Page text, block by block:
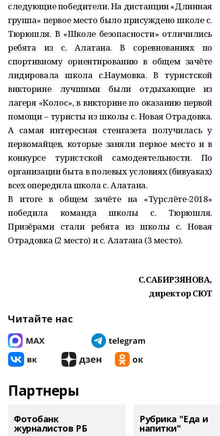
следующие победители. На дистанции «Длинная
группа» первое место было присуждено школе с.
Тюрюшля. В «Школе безопасности» отличились
ребята из с. Алатана. В соревнованиях по
спортивному ориентированию в общем зачёте
лидировала школа с.Наумовка. В туристской
викторине лучшими были отдыхающие из
лагеря «Колос», в викторине по оказанию первой
помощи – туристы из школы с. Новая Отрадовка.
А самая интересная стенгазета получилась у
первомайцев, которые заняли первое место и в
конкурсе туристской самодеятельности. По
организации быта в полевых условиях (бивуаках)
всех опередила школа с. Алатана.
В итоге в общем зачёте на «Турслёте-2018»
победила команда школы с. Тюрюшля.
Призёрами стали ребята из школы с. Новая
Отрадовка (2 место) и с. Алатана (3 место).
С.САБИРЗЯНОВА,
директор СЮТ
Читайте нас
Партнеры
Фотобанк
журналистов РБ
Рубрика "Еда и
напитки"